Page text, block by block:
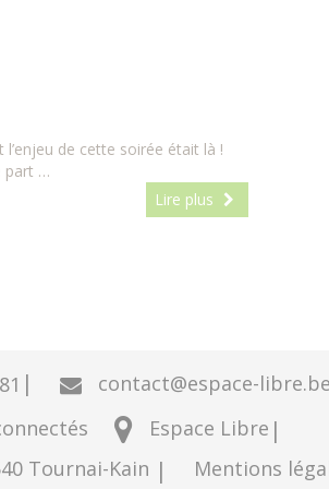
de cette soirée était là !
part …
Lire plus
| contact@espace-libre.be
Espace Libre |
Tournai-Kain | Mentions